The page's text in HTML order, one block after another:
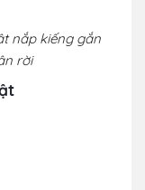
nắp kiếng gắn
rời